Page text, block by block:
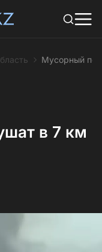
Мусорный
в 7 км